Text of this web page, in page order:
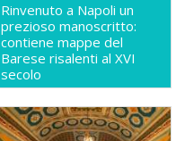
Rinvenuto a Napoli un
prezioso manoscritto:
contiene mappe del
Barese risalenti al XVI
secolo